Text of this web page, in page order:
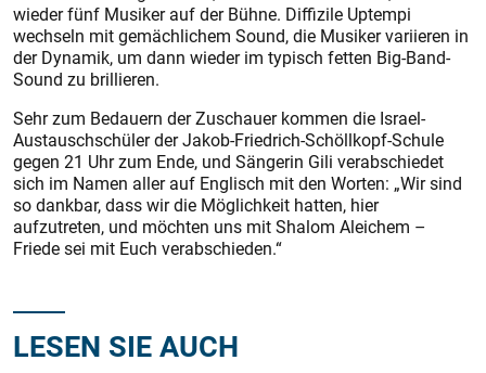
wieder fünf Musiker auf der Bühne. Diffizile Uptempi
wechseln mit gemächlichem Sound, die Musiker variieren in
der Dynamik, um dann wieder im typisch fetten Big-Band-
Sound zu brillieren.
Sehr zum Bedauern der Zuschauer kommen die Israel-
Austauschschüler der Jakob-Friedrich-Schöllkopf-Schule
gegen 21 Uhr zum Ende, und Sängerin Gili verabschiedet
sich im Namen aller auf Englisch mit den Worten: „Wir sind
so dankbar, dass wir die Möglichkeit hatten, hier
aufzutreten, und möchten uns mit Shalom Aleichem –
Friede sei mit Euch verabschieden.“
LESEN SIE AUCH